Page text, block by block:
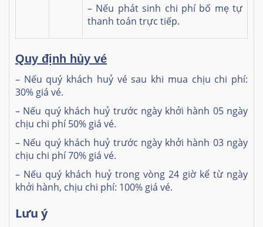
– Nếu phát sinh chi phí bố mẹ tự
thanh toán trực tiếp.
Quy định hủy vé
– Nếu quý khách huỷ vé sau khi mua chịu chi phí:
30% giá vé.
– Nếu quý khách huỷ trước ngày khởi hành 05 ngày
chịu chi phí 50% giá vé.
– Nếu quý khách huỷ trước ngày khởi hành 03 ngày
chịu chi phí 70% giá vé.
– Nếu quý khách huỷ trong vòng 24 giờ kể từ ngày
khởi hành, chịu chi phí: 100% giá vé.
Lưu ý